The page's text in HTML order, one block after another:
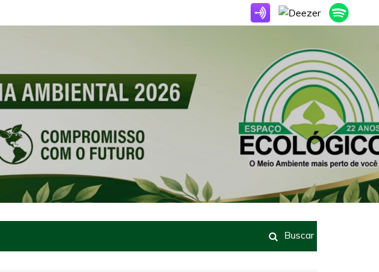
Buscar